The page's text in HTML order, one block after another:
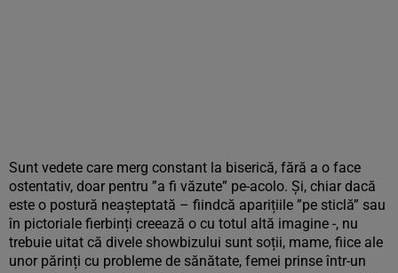
Sunt vedete care merg constant la biserică, fără a o face
ostentativ, doar pentru ”a fi văzute” pe-acolo. Și, chiar dacă
este o postură neașteptată – fiindcă aparițiile ”pe sticlă” sau
în pictoriale fierbinți creează o cu totul altă imagine -, nu
trebuie uitat că divele showbizului sunt soții, mame, fiice ale
unor părinți cu probleme de sănătate, femei prinse într-un